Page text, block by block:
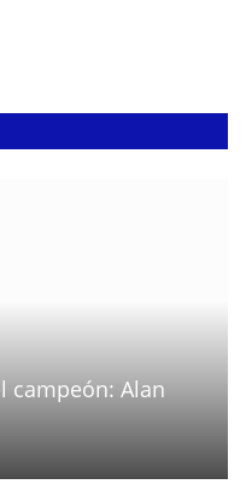
campeón: Alan